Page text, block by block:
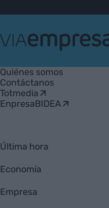
Empresa
Quiénes somos
Contáctanos
Totmedia
EnpresaBIDEA
Última hora
Economía
Empresa